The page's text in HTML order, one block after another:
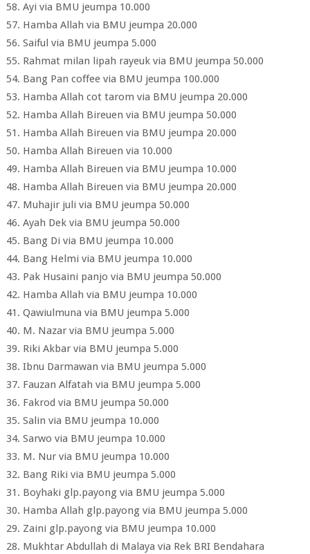
58. Ayi via BMU jeumpa 10.000
57. Hamba Allah via BMU jeumpa 20.000
56. Saiful via BMU jeumpa 5.000
55. Rahmat milan lipah rayeuk via BMU jeumpa 50.000
54. Bang Pan coffee via BMU jeumpa 100.000
53. Hamba Allah cot tarom via BMU jeumpa 20.000
52. Hamba Allah Bireuen via BMU jeumpa 50.000
51. Hamba Allah Bireuen via BMU jeumpa 20.000
50. Hamba Allah Bireuen via 10.000
49. Hamba Allah Bireuen via BMU jeumpa 10.000
48. Hamba Allah Bireuen via BMU jeumpa 20.000
47. Muhajir juli via BMU jeumpa 50.000
46. Ayah Dek via BMU jeumpa 50.000
45. Bang Di via BMU jeumpa 10.000
44. Bang Helmi via BMU jeumpa 10.000
43. Pak Husaini panjo via BMU jeumpa 50.000
42. Hamba Allah via BMU jeumpa 10.000
41. Qawiulmuna via BMU jeumpa 5.000
40. M. Nazar via BMU jeumpa 5.000
39. Riki Akbar via BMU jeumpa 5.000
38. Ibnu Darmawan via BMU jeumpa 5.000
37. Fauzan Alfatah via BMU jeumpa 5.000
36. Fakrod via BMU jeumpa 50.000
35. Salin via BMU jeumpa 10.000
34. Sarwo via BMU jeumpa 10.000
33. M. Nur via BMU jeumpa 10.000
32. Bang Riki via BMU jeumpa 5.000
31. Boyhaki glp.payong via BMU jeumpa 5.000
30. Hamba Allah glp.payong via BMU jeumpa 5.000
29. Zaini glp.payong via BMU jeumpa 10.000
28. Mukhtar Abdullah di Malaya via Rek BRI Bendahara